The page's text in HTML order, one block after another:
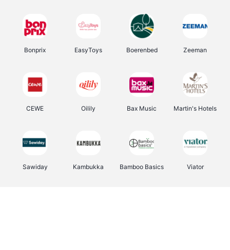
Bonprix EasyToys Boerenbed Zeeman
CEWE Oilily Bax Music Martin's Hotels
Sawiday Kambukka Bamboo Basics Viator